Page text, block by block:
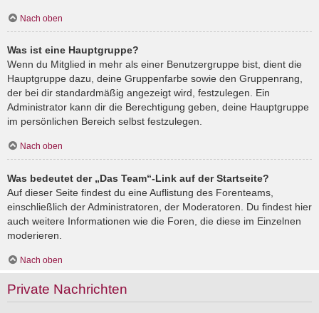
Nach oben
Was ist eine Hauptgruppe?
Wenn du Mitglied in mehr als einer Benutzergruppe bist, dient die
Hauptgruppe dazu, deine Gruppenfarbe sowie den Gruppenrang,
der bei dir standardmäßig angezeigt wird, festzulegen. Ein
Administrator kann dir die Berechtigung geben, deine Hauptgruppe
im persönlichen Bereich selbst festzulegen.
Nach oben
Was bedeutet der „Das Team“-Link auf der Startseite?
Auf dieser Seite findest du eine Auflistung des Forenteams,
einschließlich der Administratoren, der Moderatoren. Du findest hier
auch weitere Informationen wie die Foren, die diese im Einzelnen
moderieren.
Nach oben
Private Nachrichten